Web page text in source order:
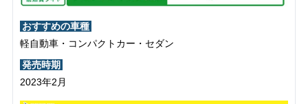
おすすめの車種
軽自動車・コンパクトカー・セダン
発売時期
2023年2月